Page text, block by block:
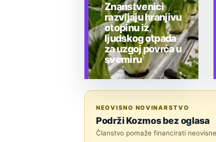
Znanstvenici
razvijaju hranjivu
otopinu iz
ljudskog otpada
za uzgoj povrća u
svemiru
NEOVISNO NOVINARSTVO
Podrži Kozmos bez oglasa
Članstvo pomaže financirati